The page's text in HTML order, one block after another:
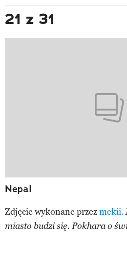
21 z 31
Nepal
Zdjęcie wykonane przezmekii.
miasto budzi się. Pokhara o